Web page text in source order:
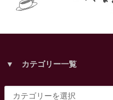
▼ カテゴリー一覧